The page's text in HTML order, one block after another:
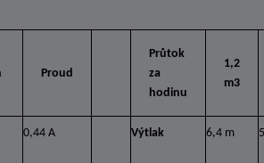
Proud
Průtok
za
hodinu
1,2
m3
0,44 A Výtlak 6,4 m